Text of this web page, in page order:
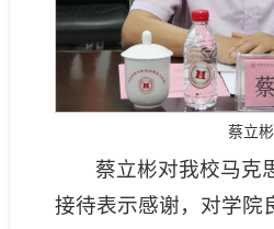
蔡立
蔡立彬对我校马克
接待表示感谢，对学院